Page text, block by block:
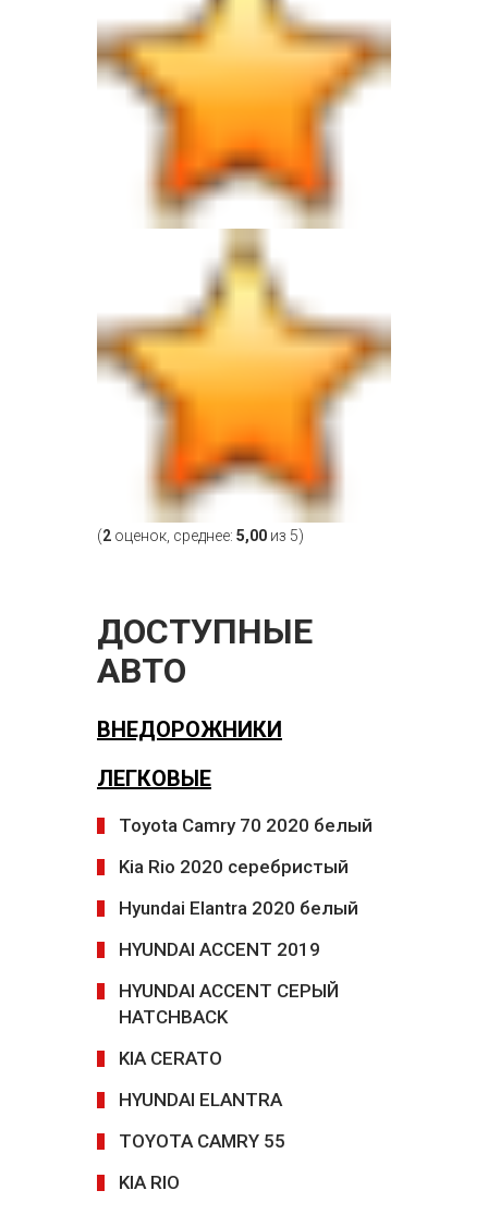
(2 оценок, среднее: 5,00 из 5)
ДОСТУПНЫЕ
АВТО
ВНЕДОРОЖНИКИ
ЛЕГКОВЫЕ
Toyota Camry 70 2020 белый
Kia Rio 2020 серебристый
Hyundai Elantra 2020 белый
HYUNDAI ACCENT 2019
HYUNDAI ACCENT CЕРЫЙ
HATCHBACK
KIA CERATO
HYUNDAI ELANTRA
TOYOTA CAMRY 55
KIA RIO